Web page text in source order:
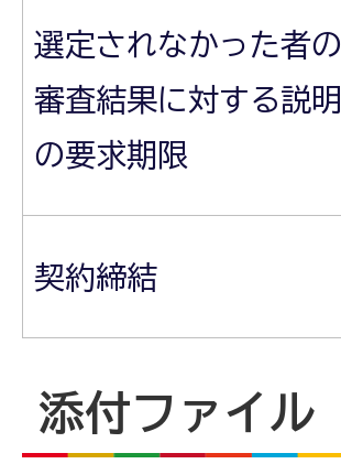
選定されなかった者の
審査結果に対する説明
の要求期限
契約締結
添付ファイル